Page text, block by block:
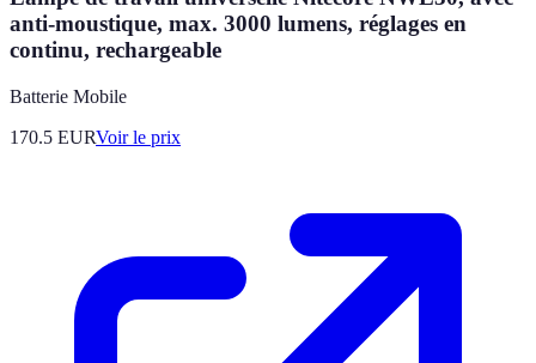
anti-moustique, max. 3000 lumens, réglages en
continu, rechargeable
Batterie Mobile
170.5 EURVoir le prix